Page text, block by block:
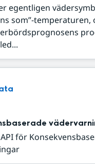
egentligen
som”-temperaturen,
för